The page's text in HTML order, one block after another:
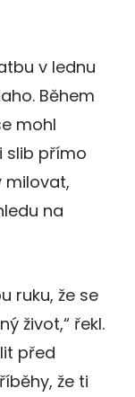
v lednu
Během
mohl
slib přímo
milovat,
na
ruku, že se
život,“ řekl.
před
že ti